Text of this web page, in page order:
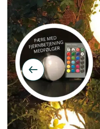
Indendørs vandfontæner
Byg selv
Tilbehør
Inspiration
Køb gavekort